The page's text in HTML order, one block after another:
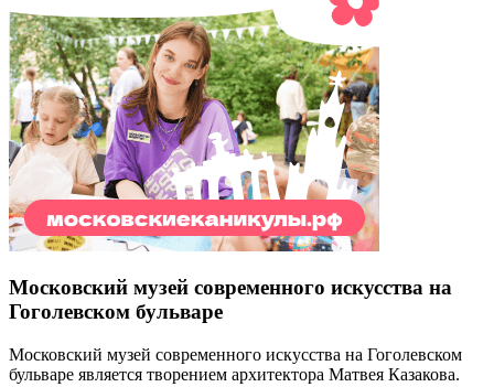
Московский музей современного искусства на
Гоголевском бульваре
Московский музей современного искусства на Гоголевском
бульваре является творением архитектора Матвея Казакова.